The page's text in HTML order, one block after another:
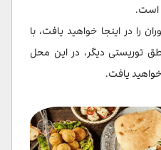
است.
را در اینجا خواهید یافت، با
توریستی دیگر، در این محل
یافت.